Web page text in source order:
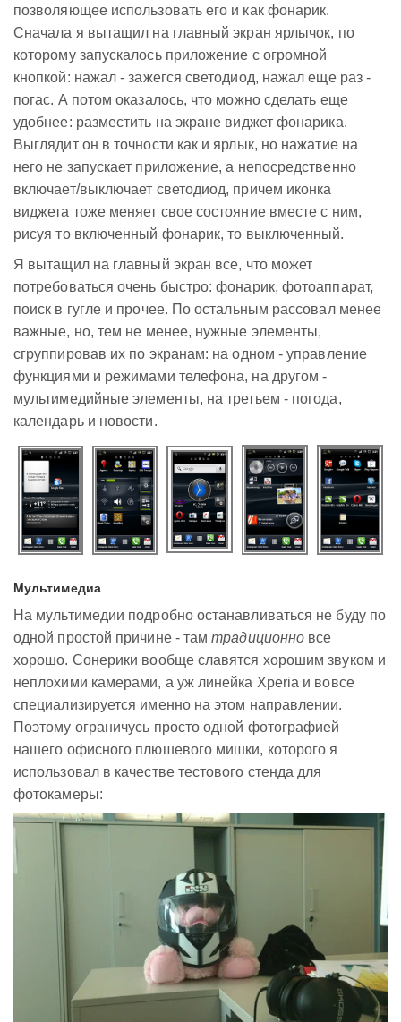
позволяющее использовать его и как фонарик.
Сначала я вытащил на главный экран ярлычок, по
которому запускалось приложение с огромной
кнопкой: нажал - зажегся светодиод, нажал еще раз -
погас. А потом оказалось, что можно сделать еще
удобнее: разместить на экране виджет фонарика.
Выглядит он в точности как и ярлык, но нажатие на
него не запускает приложение, а непосредственно
включает/выключает светодиод, причем иконка
виджета тоже меняет свое состояние вместе с ним,
рисуя то включенный фонарик, то выключенный.
Я вытащил на главный экран все, что может
потребоваться очень быстро: фонарик, фотоаппарат,
поиск в гугле и прочее. По остальным рассовал менее
важные, но, тем не менее, нужные элементы,
сгруппировав их по экранам: на одном - управление
функциями и режимами телефона, на другом -
мультимедийные элементы, на третьем - погода,
календарь и новости.
Мультимедиа
На мультимедии подробно останавливаться не буду по
одной простой причине - тамтрадиционно все
хорошо. Сонерики вообще славятся хорошим звуком и
неплохими камерами, а уж линейка Xperia и вовсе
специализируется именно на этом направлении.
Поэтому ограничусь просто одной фотографией
нашего офисного плюшевого мишки, которого я
использовал в качестве тестового стенда для
фотокамеры: